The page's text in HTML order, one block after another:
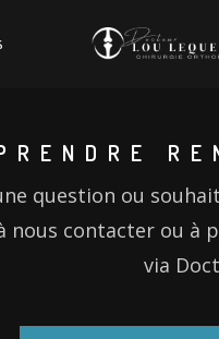
question ou
nous contacter ou à
via